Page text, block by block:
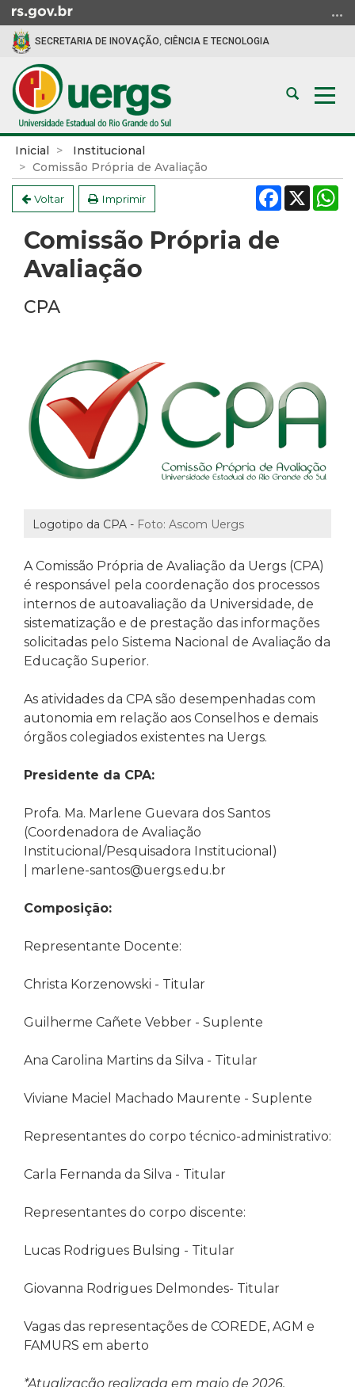
para
conteúdo
para
menu
para
busca
SECRETARIA DE INOVAÇÃO, CIÊNCIA E TECNOLOGIA
Abrir
busca
Início
conteúdo
Inicial
Institucional
Comissão Própria de Avaliação
Voltar Imprimir Facebook
X
Comissão Própria de
Avaliação
CPA
Logotipo da CPA - Foto: Ascom Uergs
A Comissão Própria de Avaliação da Uergs (CPA)
é responsável pela coordenação dos processos
internos de autoavaliação da Universidade, de
sistematização e de prestação das informações
solicitadas pelo Sistema Nacional de Avaliação da
Educação Superior.
As atividades da CPA são desempenhadas com
autonomia em relação aos Conselhos e demais
órgãos colegiados existentes na Uergs.
Presidente da CPA:
Profa. Ma. Marlene Guevara dos Santos
(Coordenadora de Avaliação
Institucional/Pesquisadora Institucional )
marlene-santos@uergs.edu.br
Composição:
Representante Docente:
Christa Korzenowski - Titular
Guilherme Cañete Vebber - Suplente
Ana Carolina Martins da Silva - Titular
Viviane Maciel Machado Maurente - Suplente
Representantes do corpo técnico-administrativo:
Carla Fernanda da Silva - Titular
Representantes do corpo discente:
Lucas Rodrigues Bulsing - Titular
Giovanna Rodrigues Delmondes- Titular
Vagas das representações de COREDE, AGM e
FAMURS em aberto
*Atualização realizada em maio de 2026.